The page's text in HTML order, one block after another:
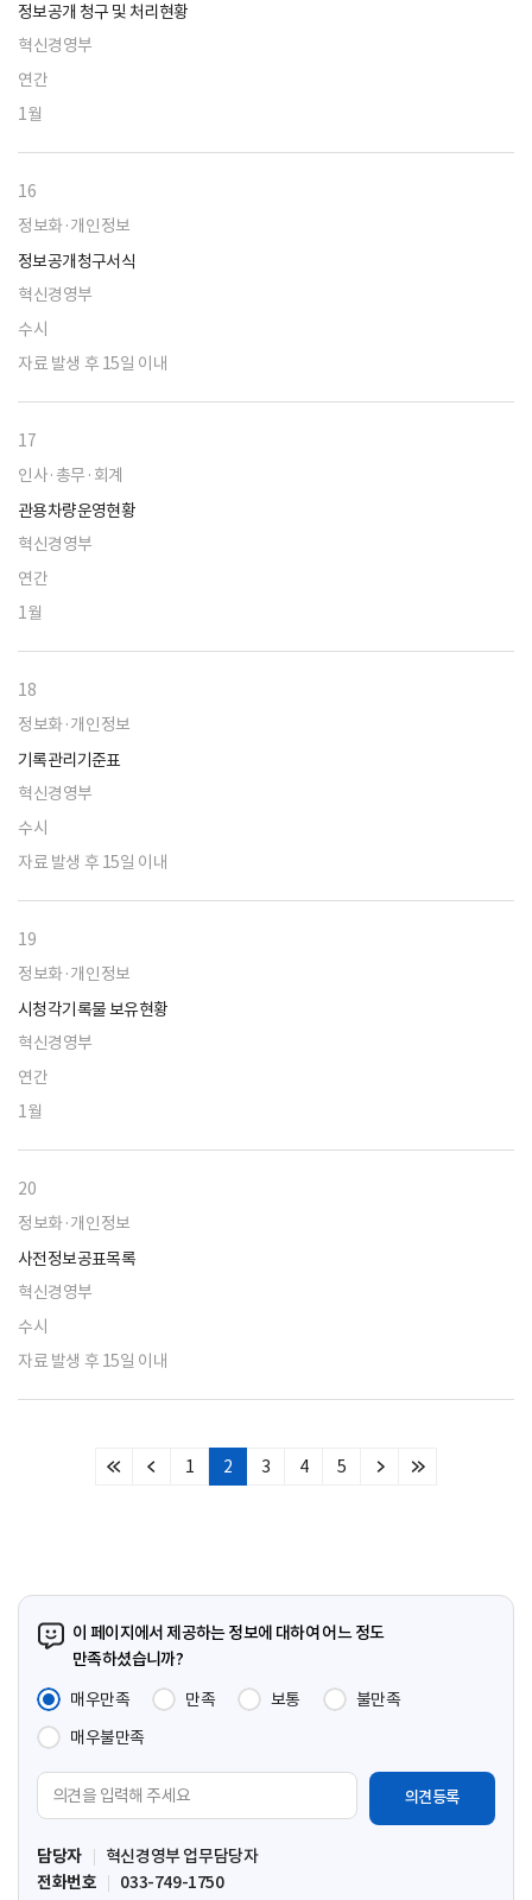
정보공개 청구 및 처리현황
혁신경영부
연간
1월
16
정보화·개인정보
정보공개청구서식
혁신경영부
수시
자료 발생 후 15일 이내
17
인사·총무·회계
관용차량운영현황
혁신경영부
연간
1월
18
정보화·개인정보
기록관리기준표
혁신경영부
수시
자료 발생 후 15일 이내
19
정보화·개인정보
시청각기록물 보유현황
혁신경영부
연간
1월
20
정보화·개인정보
사전정보공표목록
혁신경영부
수시
자료 발생 후 15일 이내
처
이
1 2 3 4 5
다
마
이 페이지에서 제공하는 정보에 대하여 어느 정도
만족하셨습니까?
매우만족
만족 보통
불만족
매우불만족
견
입
력
담당자
혁신경영부 업무담당자
전화번호
033-749-1750